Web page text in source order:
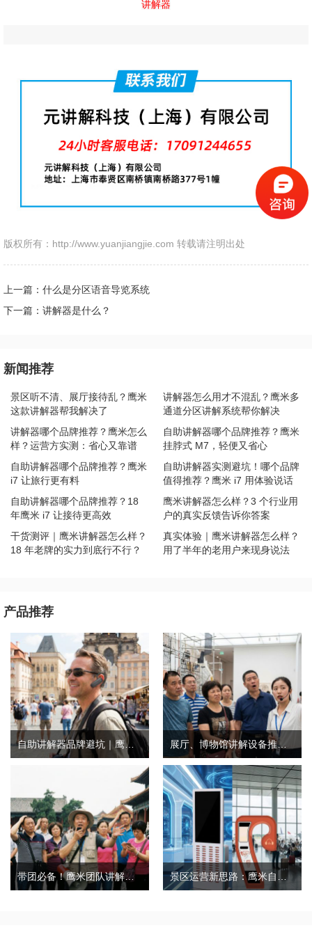
讲解器
版权所有：http://www.yuanjiangjie.com 转载请注明出处
上一篇：什么是分区语音导览系统
下一篇：讲解器是什么？
新闻推荐
景区听不清、展厅接待乱？鹰米
这款讲解器帮我解决了
讲解器怎么用才不混乱？鹰米多
通道分区讲解系统帮你解决
讲解器哪个品牌推荐？鹰米怎么
样？运营方实测：省心又靠谱
自助讲解器哪个品牌推荐？鹰米
挂脖式 M7，轻便又省心
自助讲解器哪个品牌推荐？鹰米
i7 让旅行更有料
自助讲解器实测避坑！哪个品牌
值得推荐？鹰米 i7 用体验说话
自助讲解器哪个品牌推荐？18
年鹰米 i7 让接待更高效
鹰米讲解器怎么样？3 个行业用
户的真实反馈告诉你答案
干货测评｜鹰米讲解器怎么样？
18 年老牌的实力到底行不行？
真实体验｜鹰米讲解器怎么样？
用了半年的老用户来现身说法
产品推荐
自助讲解器品牌避坑｜鹰米自助讲解器，实测好用不踩雷 展厅、博物馆讲解设备推荐｜分区讲解系统，解决多团队接待核心痛点
带团必备！鹰米团队讲解器，防串音 + 易管理双在线